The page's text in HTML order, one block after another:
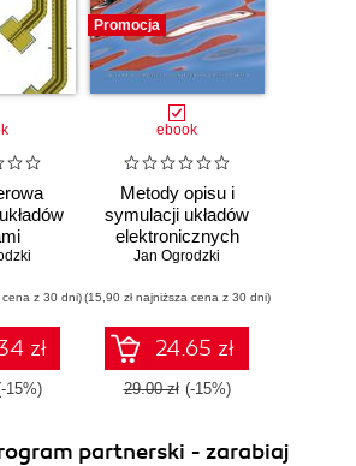
cena z 30 dni)
zł
15%)
Promocja
ebook
Metody opisu i
symulacji układów
elektronicznych
Jan Ogrodzki
(15,90 zł najniższa cena z 30 dni)
24.65 zł
29.00 zł (-15%)
partnerski - zarabiaj